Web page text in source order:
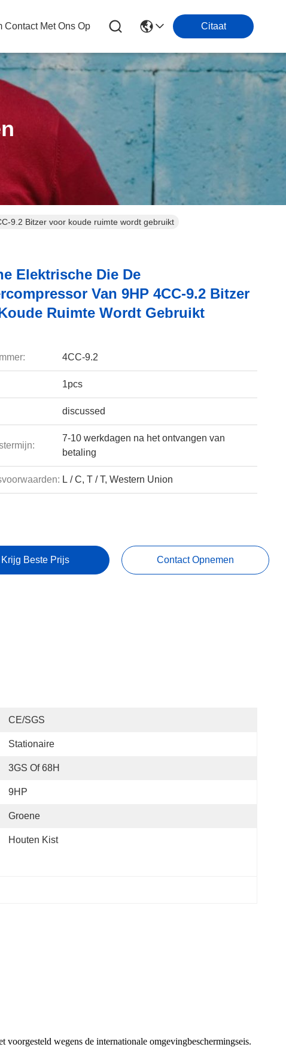
Contact Met Ons Op Citaat
9.2 Bitzer voor koude ruimte wordt gebruikt
Elektrische Die De
Van 9HP 4CC-9.2 Bitzer
Ruimte Wordt Gebruikt
4CC-9.2
1pcs
discussed
7-10 werkdagen na het ontvangen van
betaling
L / C, T / T, Western Union
Krijg Beste Prijs Contact Opnemen
CE/SGS
Stationaire
3GS Of 68H
9HP
Groene
Houten Kist
wegens de internationale omgevingbeschermingseis.